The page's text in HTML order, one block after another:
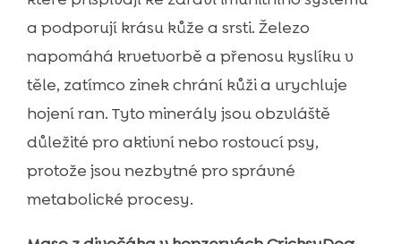
a podporují krásu kůže a srsti. Železo
napomáhá krvetvorbě a přenosu kyslíku v
těle, zatímco zinek chrání kůži a urychluje
hojení ran. Tyto minerály jsou obzvláště
důležité pro aktivní nebo rostoucí psy,
protože jsou nezbytné pro správné
metabolické procesy.